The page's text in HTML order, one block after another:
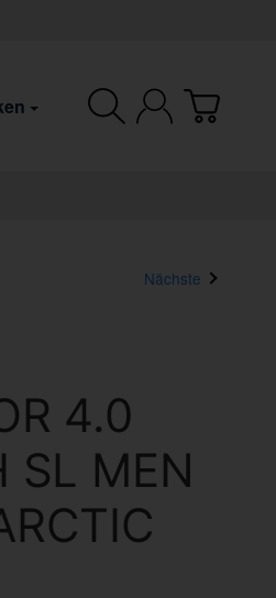
Nächste
4.0
SL MEN